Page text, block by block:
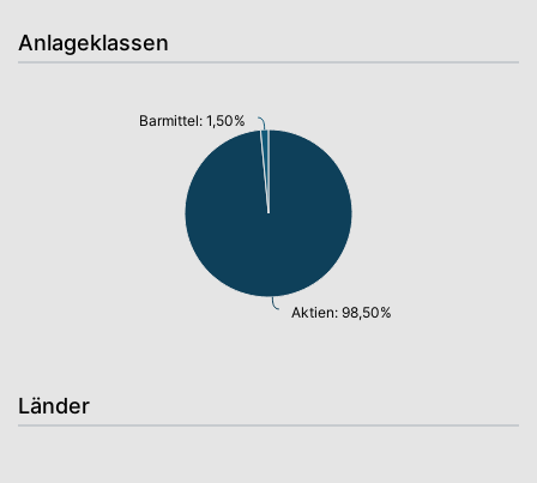
Anlageklassen
Aktien: 98,50%
Barmittel: 1,50%
Länder